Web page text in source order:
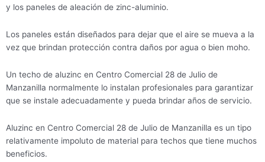
y los paneles de aleación de zinc-aluminio.
Los paneles están diseñados para dejar que el aire se mueva a la
vez que brindan protección contra daños por agua o bien moho.
Un techo de aluzinc en Centro Comercial 28 de Julio de
Manzanilla normalmente lo instalan profesionales para garantizar
que se instale adecuadamente y pueda brindar años de servicio.
Aluzinc en Centro Comercial 28 de Julio de Manzanilla es un tipo
relativamente impoluto de material para techos que tiene muchos
beneficios.